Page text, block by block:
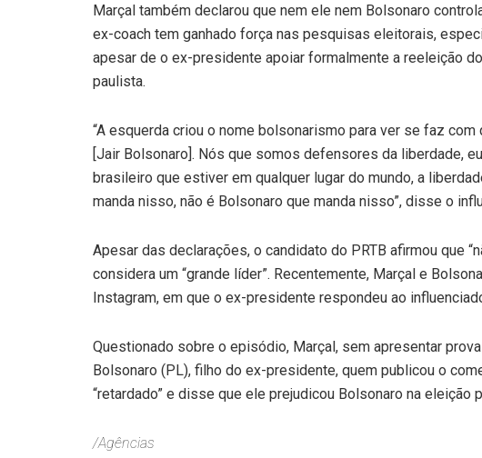
Marçal também declarou que nem ele nem Bolsonaro
ex-coach tem ganhado força nas pesquisas eleitorais,
apesar de o ex-presidente apoiar formalmente a reeleição
paulista.
“A esquerda criou o nome bolsonarismo para ver se faz
[Jair Bolsonaro]. Nós que somos defensores da liberdade,
brasileiro que estiver em qualquer lugar do mundo, a
manda nisso, não é Bolsonaro que manda nisso”, disse o
Apesar das declarações, o candidato do PRTB afirmou que
considera um “grande líder”. Recentemente, Marçal e
Instagram, em que o ex-presidente respondeu ao
Questionado sobre o episódio, Marçal, sem apresentar
Bolsonaro (PL), filho do ex-presidente, quem publicou o
“retardado” e disse que ele prejudicou Bolsonaro na eleição
/Agências